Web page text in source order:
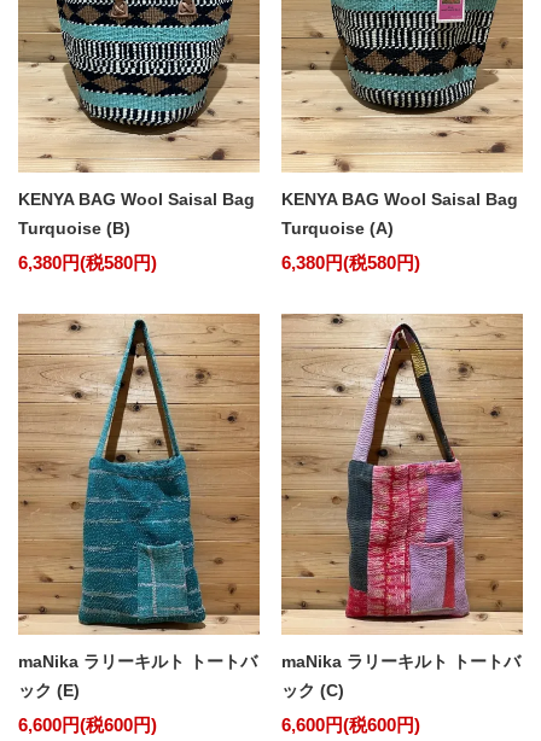
KENYA BAG Wool Saisal Bag
Turquoise (B)
6,380円(税580円)
KENYA BAG Wool Saisal Bag
Turquoise (A)
6,380円(税580円)
maNika ラリーキルト トートバ
ック (E)
6,600円(税600円)
maNika ラリーキルト トートバ
ック (C)
6,600円(税600円)